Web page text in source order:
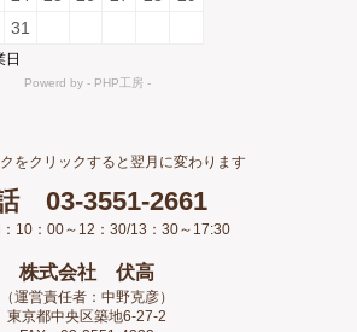
をクリックすると翌月に変わります
03-3551-2661
10：00～12：30/13：30～17:30
株式会社 伏高
（運営責任者：中野克彦）
東京都中央区築地6-27-2